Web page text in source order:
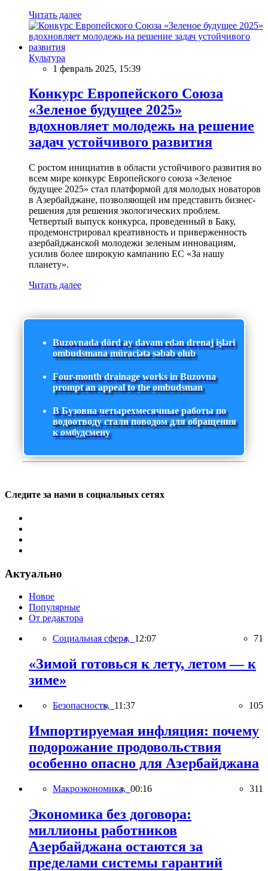
Читать далее
Культура
1 февраль 2025, 15:39
Конкурс Европейского Союза
«Зеленое будущее 2025»
вдохновляет молодежь на решение
задач устойчивого развития
С ростом инициатив в области устойчивого развития во
всем мире конкурс Европейского союза «Зеленое
будущее 2025» стал платформой для молодых новаторов
в Азербайджане, позволяющей им представить бизнес-
решения для решения экологических проблем.
Четвертый выпуск конкурса, проведенный в Баку,
продемонстрировал креативность и приверженность
азербайджанской молодежи зеленым инновациям,
усилив более широкую кампанию ЕС «За нашу
планету».
Читать далее
Buzovnada dörd ay davam edən drenaj işləri
ombudsmana müraciətə səbəb olub
Four-month drainage works in Buzovna
prompt an appeal to the ombudsman
В Бузовна четырехмесячные работы по
водоотводу стали поводом для обращения
к омбудсмену
Следите за нами в социальных сетях
Актуально
Новое
Популярные
От редактора
Социальная сфера, 12:07 71
«Зимой готовься к лету, летом — к
зиме»
Безопасность, 11:37 105
Импортируемая инфляция: почему
подорожание продовольствия
особенно опасно для Азербайджана
Макроэкономика, 00:16 311
Экономика без договора:
миллионы работников
Азербайджана остаются за
пределами системы гарантий